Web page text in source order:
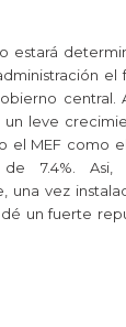
estará
el
central.
leve
el MEF como
7.4%. Asi,
una vez
un fuerte